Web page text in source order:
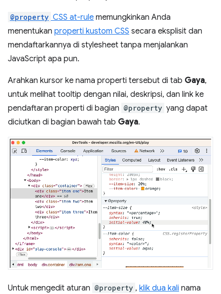
@property CSS at-rule memungkinkan Anda
menentukan properti kustom CSS secara eksplisit dan
mendaftarkannya di stylesheet tanpa menjalankan
JavaScript apa pun.
Arahkan kursor ke nama properti tersebut di tab Gaya,
untuk melihat tooltip dengan nilai, deskripsi, dan link ke
pendaftaran properti di bagian @property yang dapat
diciutkan di bagian bawah tab Gaya.
Untuk mengedit aturan @property , klik dua kali nama